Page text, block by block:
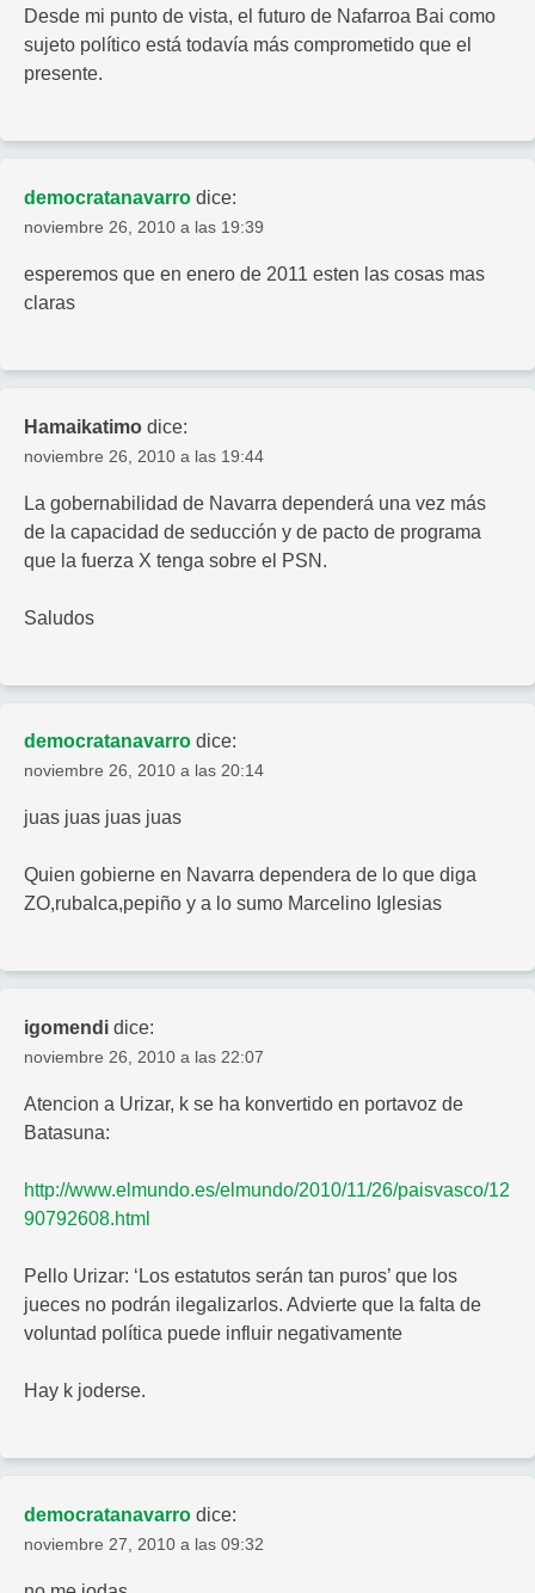
Desde mi punto de vista, el futuro de Nafarroa Bai como
sujeto político está todavía más comprometido que el
presente.
democratanavarro dice:
noviembre 26, 2010 a las 19:39
esperemos que en enero de 2011 esten las cosas mas
claras
Hamaikatimo dice:
noviembre 26, 2010 a las 19:44
La gobernabilidad de Navarra dependerá una vez más
de la capacidad de seducción y de pacto de programa
que la fuerza X tenga sobre el PSN.
Saludos
democratanavarro dice:
noviembre 26, 2010 a las 20:14
juas juas juas juas
Quien gobierne en Navarra dependera de lo que diga
ZO,rubalca,pepiño y a lo sumo Marcelino Iglesias
igomendi dice:
noviembre 26, 2010 a las 22:07
Atencion a Urizar, k se ha konvertido en portavoz de
Batasuna:
http://www.elmundo.es/elmundo/2010/11/26/paisvasco/12
90792608.html
Pello Urizar: ‘Los estatutos serán tan puros’ que los
jueces no podrán ilegalizarlos. Advierte que la falta de
voluntad política puede influir negativamente
Hay k joderse.
democratanavarro dice:
noviembre 27, 2010 a las 09:32